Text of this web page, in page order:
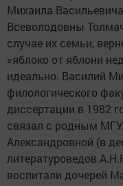
Михаила
Всеволодовны
случае их семьи,
«яблоко от яблони
идеально. Василий
филологического
диссертации в 1982
связал с родным
Александровной (в
литературоведов
воспитали дочерей